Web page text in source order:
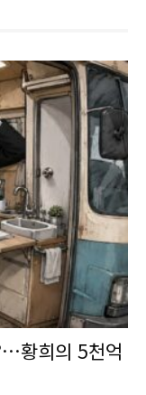
황희의 5천억